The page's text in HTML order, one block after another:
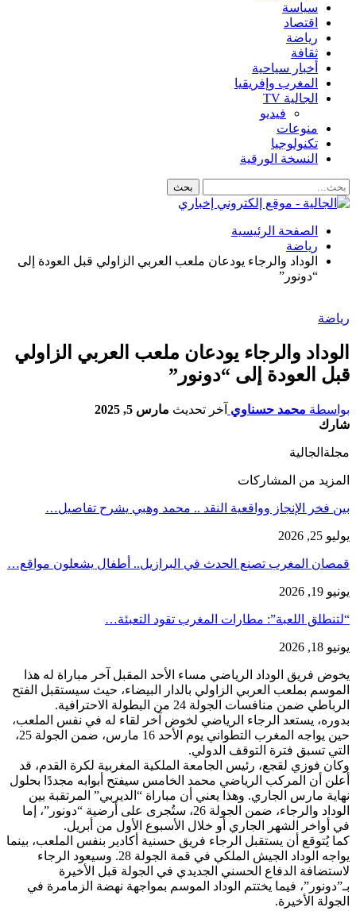
سياسة
اقتصاد
رياضة
ثقافة
أخبار سياحية
المغرب وإفريقيا
الجالية TV
فيديو
منوعات
تكنولوجيا
النسخة الورقية
الصفحة الرئيسية
رياضة
الوداد والرجاء يودعان ملعب العربي الزاولي قبل العودة إلى
“دونور”
رياضة
الوداد والرجاء يودعان ملعب العربي الزاولي
قبل العودة إلى “دونور”
بواسطة محمد حسناوي آخر تحديث مارس 5, 2025
شارك
مجلةالجالية
المزيد من المشاركات
بين فخر الإنجاز وواقعية النقد .. محمد وهبي يشرح تفاصيل…
يوليو 25, 2026
قمصان المغرب تصنع الحدث في البرازيل.. أطفال يشعلون مواقع…
يونيو 19, 2026
“لتنطلق اللعبة”: مطارات المغرب تقود التعبئة…
يونيو 18, 2026
يخوض فريق الوداد الرياضي مساء الأحد المقبل آخر مباراة له هذا
الموسم بملعب العربي الزاولي بالدار البيضاء، حيث سيستقبل الفتح
الرباطي ضمن منافسات الجولة 24 من البطولة الاحترافية.
بدوره، يستعد الرجاء الرياضي لخوض آخر لقاء له في نفس الملعب،
حين يواجه المغرب التطواني يوم الأحد 16 مارس، ضمن الجولة 25،
التي تسبق فترة التوقف الدولي.
وكان فوزي لقجع، رئيس الجامعة الملكية المغربية لكرة القدم، قد
أعلن أن المركب الرياضي محمد الخامس سيفتح أبوابه مجددًا بحلول
نهاية مارس الجاري. وهذا يعني أن مباراة “الديربي” المرتقبة بين
الوداد والرجاء، ضمن الجولة 26، ستُجرى على أرضية “دونور”، إما
في أواخر الشهر الجاري أو خلال الأسبوع الأول من أبريل.
كما يُتوقع أن يستقبل الرجاء فريق حسنية أكادير بنفس الملعب، بينما
يواجه الوداد الجيش الملكي في قمة الجولة 28. وسيعود الرجاء
لاستضافة الدفاع الحسني الجديدي في الجولة قبل الأخيرة
بـ”دونور”، فيما يختتم الوداد الموسم بمواجهة نهضة الزمامرة في
الجولة الأخيرة.